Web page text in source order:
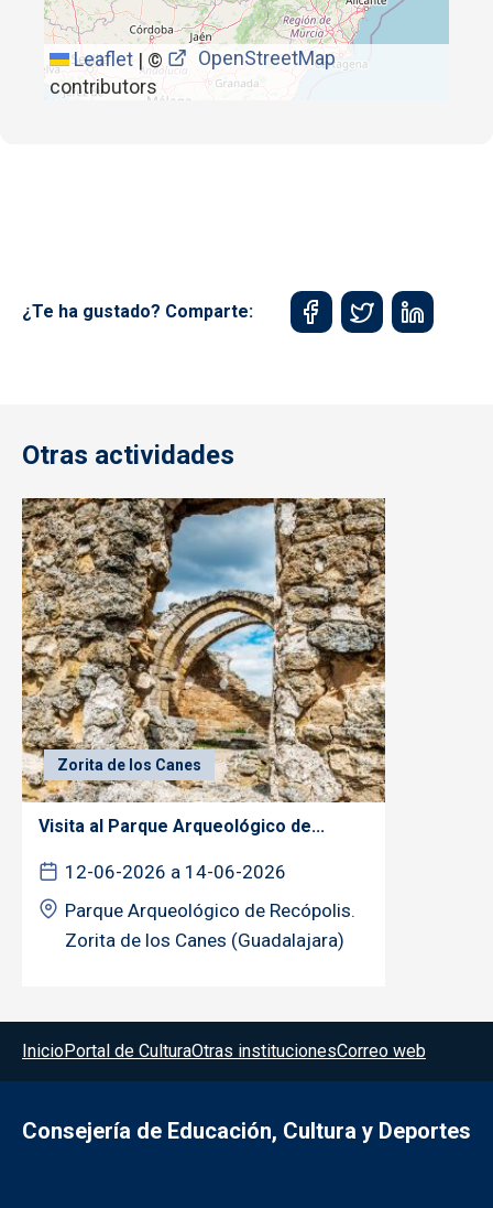
Leaflet | ©
OpenStreetMap
contributors
¿Te ha gustado? Comparte:
Otras actividades
Zorita de los Canes
Visita al Parque Arqueológico de...
12-06-2026 a 14-06-2026
Parque Arqueológico de Recópolis.
Zorita de los Canes (Guadalajara)
Menú del pie
InicioPortal de CulturaOtras institucionesCorreo web
Consejería de Educación, Cultura y Deportes